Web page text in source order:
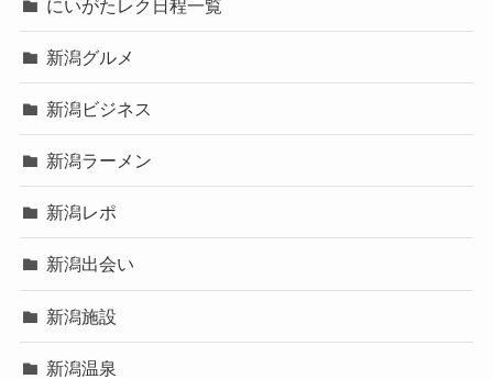
にいがたレク日程一覧
新潟グルメ
新潟ビジネス
新潟ラーメン
新潟レポ
新潟出会い
新潟施設
新潟温泉